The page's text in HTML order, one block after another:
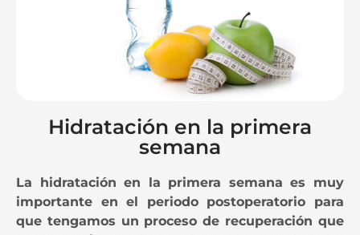
Hidratación en la primera
semana
La hidratación en la primera semana es muy
importante en el periodo postoperatorio para
que tengamos un proceso de recuperación que